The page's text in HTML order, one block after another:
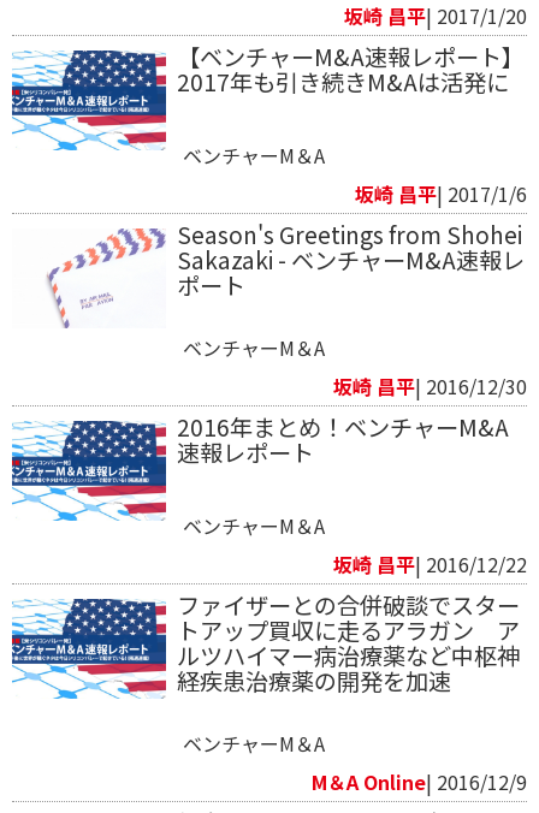
坂崎 昌平| 2017/1/20
【ベンチャーM&A速報レポート】
2017年も引き続きM&Aは活発に
ベンチャーM＆A
坂崎 昌平| 2017/1/6
Season's Greetings from Shohei
Sakazaki - ベンチャーM&A速報レ
ポート
ベンチャーM＆A
坂崎 昌平| 2016/12/30
2016年まとめ！ベンチャーM&A
速報レポート
ベンチャーM＆A
坂崎 昌平| 2016/12/22
ファイザーとの合併破談でスター
トアップ買収に走るアラガン ア
ルツハイマー病治療薬など中枢神
経疾患治療薬の開発を加速
ベンチャーM＆A
M＆A Online| 2016/12/9